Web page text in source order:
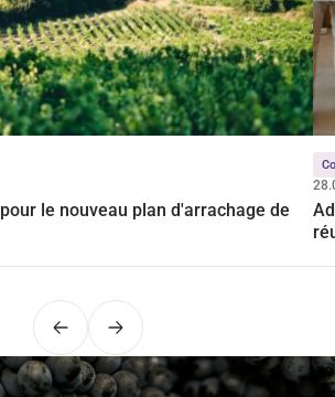
le nouveau plan d'arrachage de
PrécédentSuivant